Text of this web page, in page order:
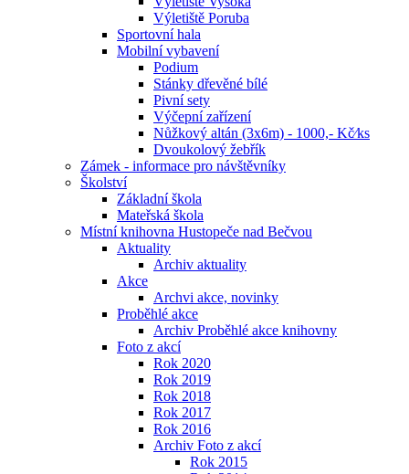
Výletiště Poruba
Sportovní hala
Mobilní vybavení
Podium
Stánky dřevěné bílé
Pivní sety
Výčepní zařízení
Nůžkový altán (3x6m) - 1000,- Kč⁄ks
Dvoukolový žebřík
Zámek - informace pro návštěvníky
Školství
Základní škola
Mateřská škola
Místní knihovna Hustopeče nad Bečvou
Aktuality
Archiv aktuality
Akce
Archvi akce, novinky
Proběhlé akce
Archiv Proběhlé akce knihovny
Foto z akcí
Rok 2020
Rok 2019
Rok 2018
Rok 2017
Rok 2016
Archiv Foto z akcí
Rok 2015